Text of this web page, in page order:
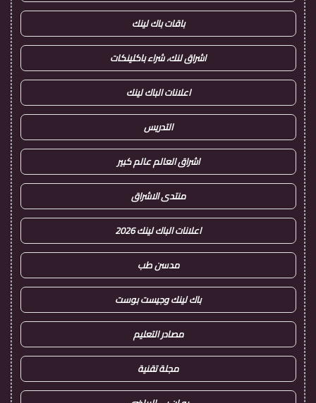
باقات باك لينك
اشراق لنك، شراء باكلينكات
اعلانات الباك لينك
التدريس
اشراق العالم عالم كبير
منتدى الاشراق
اعلانات الباك لينك 2026
مدسن طب
باك لينك وجيست بوست
مصادر التعليم
مجلة تقنية